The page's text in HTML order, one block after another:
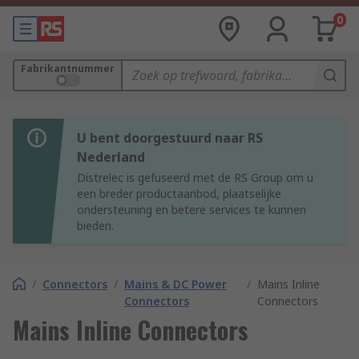
0
Fabrikantnummer
U bent doorgestuurd naar RS
Nederland
Distrelec is gefuseerd met de RS Group om u
een breder productaanbod, plaatselijke
ondersteuning en betere services te kunnen
bieden.
/ Connectors / Mains & DC Power
Connectors
/ Mains Inline
Connectors
Mains Inline Connectors